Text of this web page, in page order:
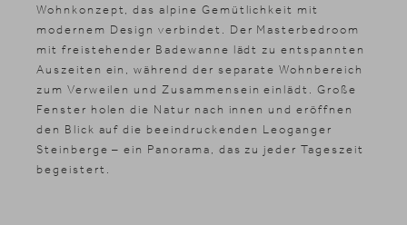
Wohnkonzept, das alpine Gemütlichkeit mit
modernem Design verbindet. Der Masterbedroom
mit freistehender Badewanne lädt zu entspannten
Auszeiten ein, während der separate Wohnbereich
zum Verweilen und Zusammensein einlädt. Große
Fenster holen die Natur nach innen und eröffnen
den Blick auf die beeindruckenden Leoganger
Steinberge – ein Panorama, das zu jeder Tageszeit
begeistert.